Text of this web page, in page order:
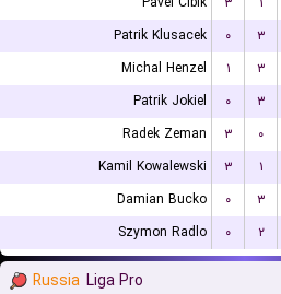
Patrik Klusacek
۰ ۳
Michal Henzel
۱ ۳
Patrik Jokiel
۰ ۳
Radek Zeman
۳ ۰
Kamil Kowalewski
۳ ۱
Damian Bucko
۰ ۳
Szymon Radlo
۰ ۲
Russia Liga Pro